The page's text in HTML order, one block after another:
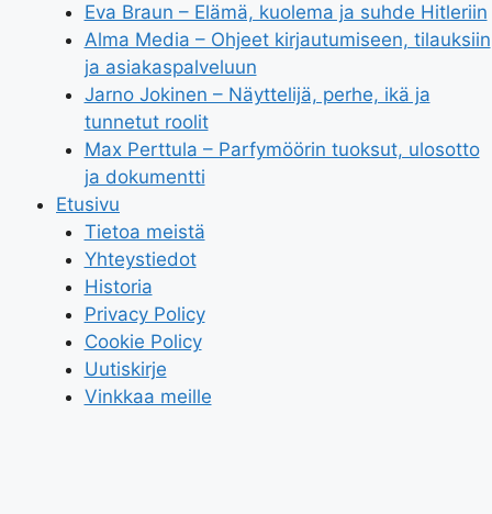
Eva Braun – Elämä, kuolema ja suhde Hitleriin
Alma Media – Ohjeet kirjautumiseen, tilauksiin
ja asiakaspalveluun
Jarno Jokinen – Näyttelijä, perhe, ikä ja
tunnetut roolit
Max Perttula – Parfymöörin tuoksut, ulosotto
ja dokumentti
Etusivu
Tietoa meistä
Yhteystiedot
Historia
Privacy Policy
Cookie Policy
Uutiskirje
Vinkkaa meille